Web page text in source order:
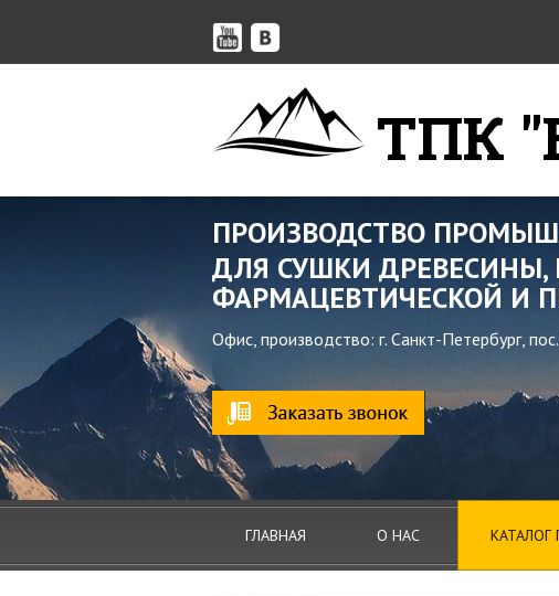
ТПК
ПРОИЗВОДСТВО
Офис, производство: г. Санкт-Петербург,
ДЛЯ СУШКИ ДРЕВЕСИНЫ,
ФАРМАЦЕВТИЧЕСКОЙ И
ГЛАВНАЯ О НАС